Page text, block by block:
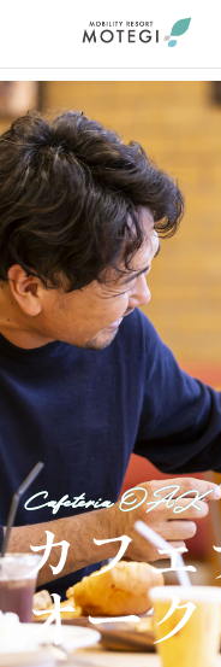
トップページ
エリア・施設
アトラクション・
モータースポーツ
ホテル・キャンプ
レストラン
グッズ＆ショップ
アトラクション
待ち時間案内
Cafeteria OAK